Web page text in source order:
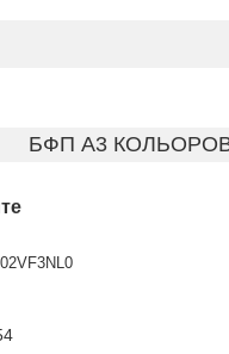
БФП А3